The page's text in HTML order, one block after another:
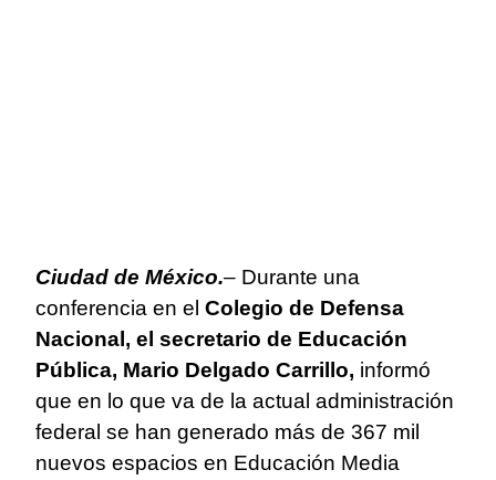
Ciudad de México.– Durante una
conferencia en el Colegio de Defensa
Nacional, el secretario de Educación
Pública, Mario Delgado Carrillo, informó
que en lo que va de la actual administración
federal se han generado más de 367 mil
nuevos espacios en Educación Media